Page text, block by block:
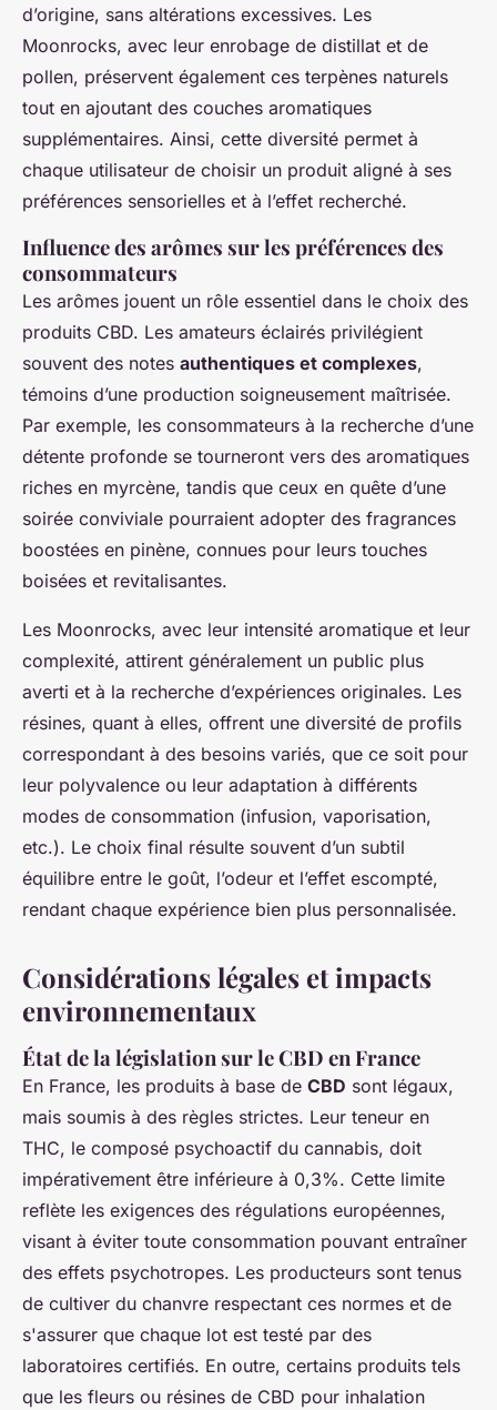
d’origine, sans altérations excessives. Les
Moonrocks, avec leur enrobage de distillat et de
pollen, préservent également ces terpènes naturels
tout en ajoutant des couches aromatiques
supplémentaires. Ainsi, cette diversité permet à
chaque utilisateur de choisir un produit aligné à ses
préférences sensorielles et à l’effet recherché.
Influence des arômes sur les préférences des
consommateurs
Les arômes jouent un rôle essentiel dans le choix des
produits CBD. Les amateurs éclairés privilégient
souvent des notes authentiques et complexes,
témoins d’une production soigneusement maîtrisée.
Par exemple, les consommateurs à la recherche d’une
détente profonde se tourneront vers des aromatiques
riches en myrcène, tandis que ceux en quête d’une
soirée conviviale pourraient adopter des fragrances
boostées en pinène, connues pour leurs touches
boisées et revitalisantes.
Les Moonrocks, avec leur intensité aromatique et leur
complexité, attirent généralement un public plus
averti et à la recherche d’expériences originales. Les
résines, quant à elles, offrent une diversité de profils
correspondant à des besoins variés, que ce soit pour
leur polyvalence ou leur adaptation à différents
modes de consommation (infusion, vaporisation,
etc.). Le choix final résulte souvent d’un subtil
équilibre entre le goût, l’odeur et l’effet escompté,
rendant chaque expérience bien plus personnalisée.
Considérations légales et impacts
environnementaux
État de la législation sur le CBD en France
En France, les produits à base de CBD sont légaux,
mais soumis à des règles strictes. Leur teneur en
THC, le composé psychoactif du cannabis, doit
impérativement être inférieure à 0,3%. Cette limite
reflète les exigences des régulations européennes,
visant à éviter toute consommation pouvant entraîner
des effets psychotropes. Les producteurs sont tenus
de cultiver du chanvre respectant ces normes et de
s'assurer que chaque lot est testé par des
laboratoires certifiés. En outre, certains produits tels
que les fleurs ou résines de CBD pour inhalation